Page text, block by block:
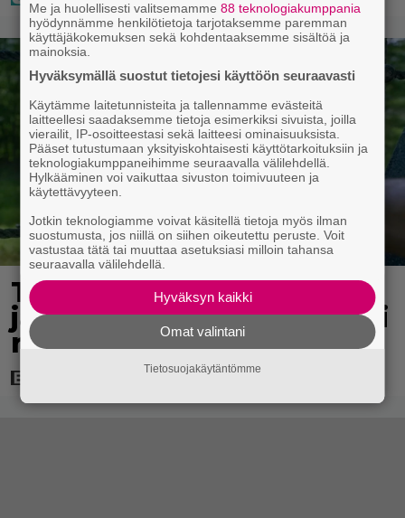
Tuleva videopelielokuva
jäi Sam Neillin viimeiseksi
rooliksi
Me ja huolellisesti valitsemamme88 teknologiakumppania
hyödynnämme henkilötietoja tarjotaksemme paremman
käyttäjäkokemuksen sekä kohdentaaksemme sisältöä ja
mainoksia.
Hyväksymällä suostut tietojesi käyttöön seuraavasti
Käytämme laitetunnisteita ja tallennamme evästeitä
laitteellesi saadaksemme tietoja esimerkiksi sivuista, joilla
vierailit, IP-osoitteestasi sekä laitteesi ominaisuuksista.
Pääset tutustumaan yksityiskohtaisesti käyttötarkoituksiin ja
teknologiakumppaneihimme seuraavalla välilehdellä.
Hylkääminen voi vaikuttaa sivuston toimivuuteen ja
käytettävyyteen.
Jotkin teknologiamme voivat käsitellä tietoja myös ilman
suostumusta, jos niillä on siihen oikeutettu peruste. Voit
vastustaa tätä tai muuttaa asetuksiasi milloin tahansa
seuraavalla välilehdellä.
Hyväksyn kaikki
Omat valintani
Tietosuojakäytäntömme